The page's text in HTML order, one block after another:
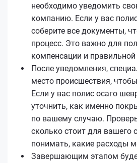
необходимо уведомить
компанию. Если у вас
соберите все документы,
процесс. Это важно для
компенсации и
После уведомления,
место происшествия,
Если у вас полис осаго
уточнить, как именно
по вашему случаю.
сколько стоит для вашего
понимать, какие расходы
Завершающим этапом